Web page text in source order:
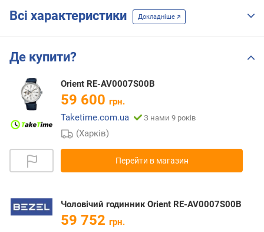
Всі характеристики Докладніше
Де купити?
Orient RE-AV0007S00B
59 600 грн.
Taketime.com.ua
З нами 9 років
(Харків)
Перейти в магазин
Чоловічий годинник Orient RE-AV0007S00B
59 752 грн.